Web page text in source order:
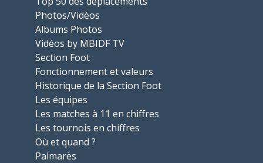
Photos/Vidéos
Albums Photos
Vidéos by MBIDF TV
Section Foot
Fonctionnement et valeurs
Historique de la Section Foot
Les équipes
Les matches à 11 en chiffres
Les tournois en chiffres
Où et quand ?
Palmarès